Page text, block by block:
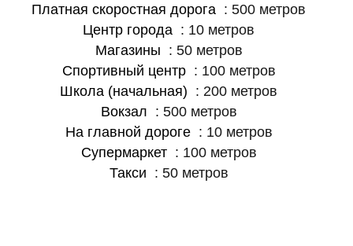
Платная скоростная дорога
500 метров
Центр города
10 метров
Магазины
50 метров
Спортивный центр
100 метров
Школа (начальная)
200 метров
Вокзал
500 метров
На главной дороге
10 метров
Супермаркет
100 метров
Такси
50 метров